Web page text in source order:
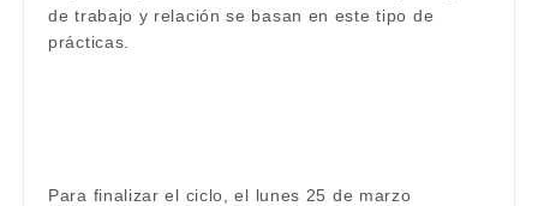
de trabajo y relación se basan en este tipo de
prácticas.
Para finalizar el ciclo, el lunes 25 de marzo